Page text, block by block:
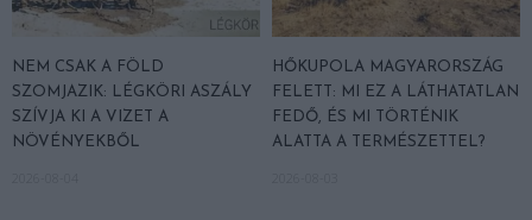
NEM CSAK A FÖLD
SZOMJAZIK: LÉGKÖRI ASZÁLY
SZÍVJA KI A VIZET A
NÖVÉNYEKBŐL
HŐKUPOLA MAGYARORSZÁG
FELETT: MI EZ A LÁTHATATLAN
FEDŐ, ÉS MI TÖRTÉNIK
ALATTA A TERMÉSZETTEL?